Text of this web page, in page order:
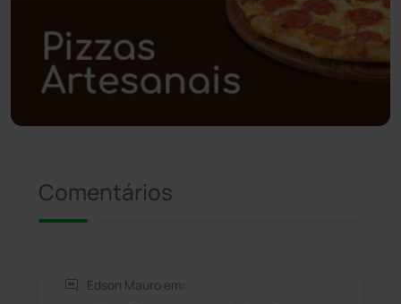
Polícia Militar (27)
Política (03)
Presidente Jânio Qu... (125)
Rio de Contas
Comentários
Edson Mauro em: